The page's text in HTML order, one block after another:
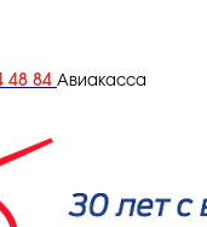
48 84 Авиакасса